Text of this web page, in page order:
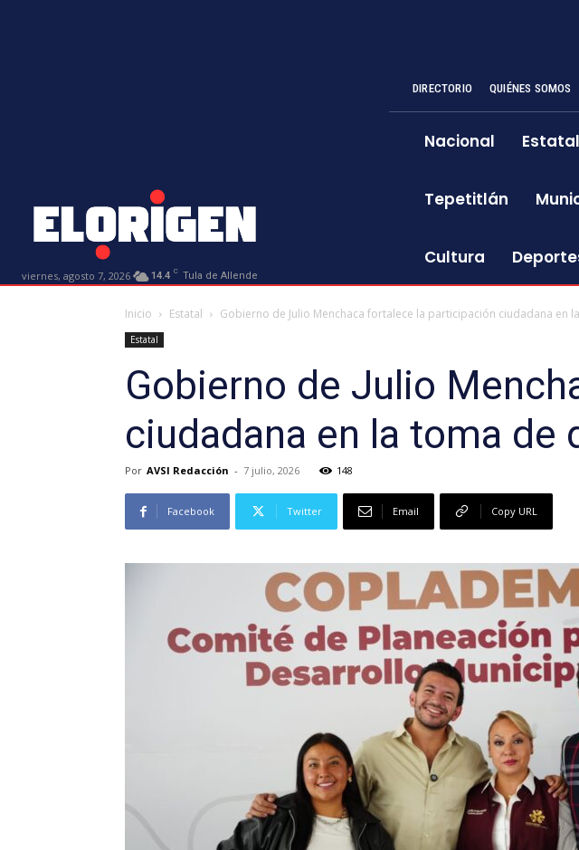
viernes, agosto 7, 2026 14.4 C Tula de Allende
DIRECTORIO QUIÉNES SOMOS
Nacional Estatal
Tepetitlán
Cultura
Inicio Estatal Gobierno de Julio Menchaca fortalece la participación ciudadana en
Estatal
Gobierno de Julio
ciudadana en la toma de
Por AVSI Redacción - 7 julio, 2026 148
Facebook Twitter Email Copy URL